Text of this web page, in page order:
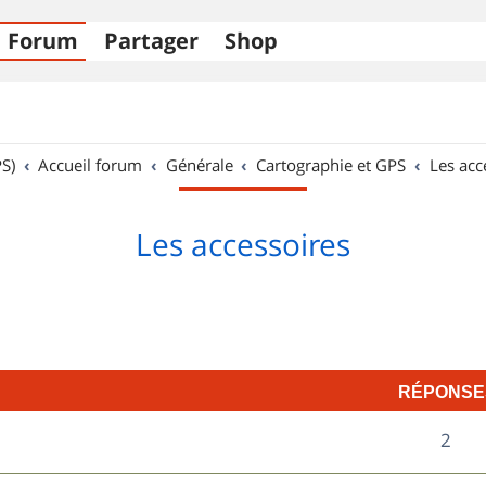
Forum Partager Shop
Accueil forum Générale Cartographie et GPS Les
Les accessoires
2R
é